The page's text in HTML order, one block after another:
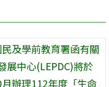
及學前教育署函有關
展中心(LEPDC)將於
辦理112年度「生命